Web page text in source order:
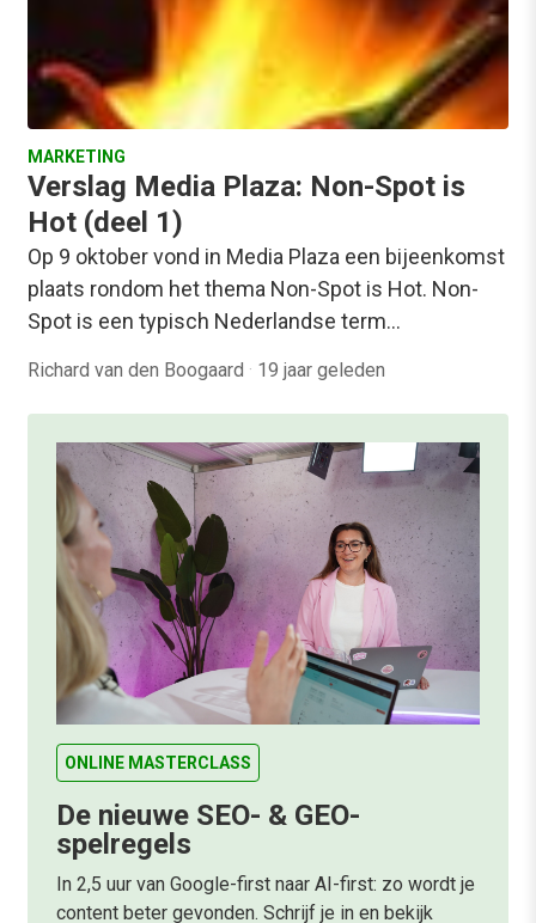
MARKETING
Verslag Media Plaza: Non-Spot is
Hot (deel 1)
Op 9 oktober vond in Media Plaza een bijeenkomst
plaats rondom het thema Non-Spot is Hot. Non-
Spot is een typisch Nederlandse term…
Richard van den Boogaard · 19 jaar geleden
ONLINE MASTERCLASS
De nieuwe SEO- & GEO-
spelregels
In 2,5 uur van Google-first naar AI-first: zo wordt je
content beter gevonden. Schrijf je in en bekijk